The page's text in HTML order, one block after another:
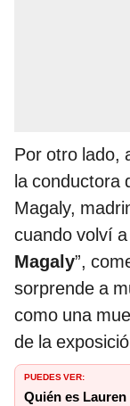
Por otro lado,
la conductora
Magaly,
cuando volví a
Magaly”,
sorprende a
como una
de la
PUEDES VER:
Quién es